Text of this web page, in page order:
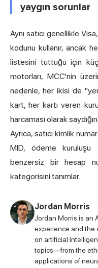
yaygın sorunlar
Aynı satıcı genellikle
kodunu kullanır, ancak
listesini tuttuğu için
motorları, MCC'nin
nedenle, her ikisi de
kart, her kartı veren
harcaması olarak
Ayrıca, satıcı kimlik
MID, ödeme kuruluşu
benzersiz bir hesap
kategorisini tanımlar.
Jordan Morris
Jordan Morris is an
experience and the
on artificial
topics—from the
applications of